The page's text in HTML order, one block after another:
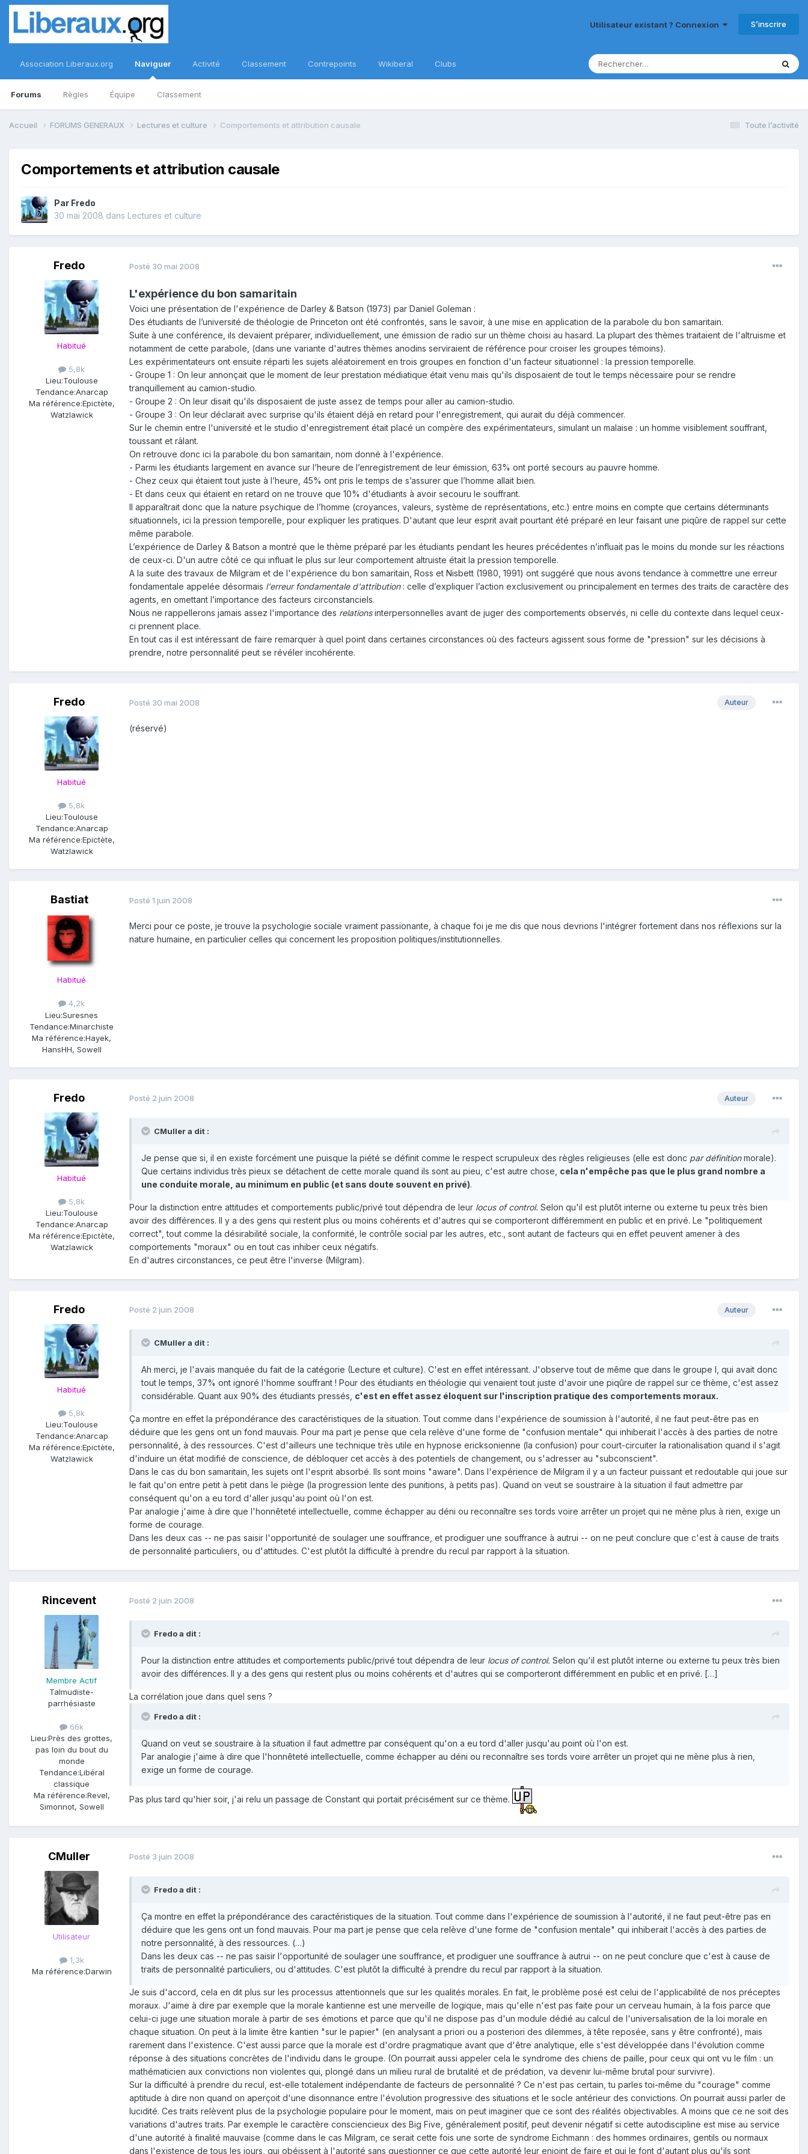
Utilisateur existant ? Connexion S’inscrire
Association Liberaux.org Naviguer
Forums Règles Équipe Classement
Activité Classement Contrepoints Wikiberal Clubs
Toute l’activité
Accueil FORUMS GENERAUX Lectures et culture Comportements et attribution causale
Comportements et attribution causale
Par Fredo
30 mai 2008 dans Lectures et culture
Fredo
Habitué
5,8k
Lieu:Toulouse
Tendance:Anarcap
Ma référence:Epictète,
Watzlawick
Posté 30 mai 2008
L'expérience du bon samaritain
Voici une présentation de l'expérience de Darley & Batson (1973) par Daniel Goleman :
Des étudiants de l’université de théologie de Princeton ont été confrontés, sans le savoir, à une mise en application de la parabole du bon samaritain.
Suite à une conférence, ils devaient préparer, individuellement, une émission de radio sur un thème choisi au hasard. La plupart des thèmes traitaient de l'altruisme et
notamment de cette parabole, (dans une variante d'autres thèmes anodins serviraient de référence pour croiser les groupes témoins).
Les expérimentateurs ont ensuite réparti les sujets aléatoirement en trois groupes en fonction d'un facteur situationnel : la pression temporelle.
- Groupe 1 : On leur annonçait que le moment de leur prestation médiatique était venu mais qu'ils disposaient de tout le temps nécessaire pour se rendre
tranquillement au camion-studio.
- Groupe 2 : On leur disait qu'ils disposaient de juste assez de temps pour aller au camion-studio.
- Groupe 3 : On leur déclarait avec surprise qu'ils étaient déjà en retard pour l'enregistrement, qui aurait du déjà commencer.
Sur le chemin entre l'université et le studio d'enregistrement était placé un compère des expérimentateurs, simulant un malaise : un homme visiblement souffrant,
toussant et râlant.
On retrouve donc ici la parabole du bon samaritain, nom donné à l'expérience.
- Parmi les étudiants largement en avance sur l’heure de l’enregistrement de leur émission, 63% ont porté secours au pauvre homme.
- Chez ceux qui étaient tout juste à l’heure, 45% ont pris le temps de s’assurer que l’homme allait bien.
- Et dans ceux qui étaient en retard on ne trouve que 10% d'étudiants à avoir secouru le souffrant.
Il apparaîtrait donc que la nature psychique de l’homme (croyances, valeurs, système de représentations, etc.) entre moins en compte que certains déterminants
situationnels, ici la pression temporelle, pour expliquer les pratiques. D'autant que leur esprit avait pourtant été préparé en leur faisant une piqûre de rappel sur cette
même parabole.
L’expérience de Darley & Batson a montré que le thème préparé par les étudiants pendant les heures précédentes n’influait pas le moins du monde sur les réactions
de ceux-ci. D'un autre côté ce qui influait le plus sur leur comportement altruiste était la pression temporelle.
A la suite des travaux de Milgram et de l'expérience du bon samaritain, Ross et Nisbett (1980, 1991) ont suggéré que nous avons tendance à commettre une erreur
fondamentale appelée désormais l'erreur fondamentale d'attribution: celle d’expliquer l’action exclusivement ou principalement en termes des traits de caractère des
agents, en omettant l’importance des facteurs circonstanciels.
Nous ne rappellerons jamais assez l'importance des relationsinterpersonnelles avant de juger des comportements observés, ni celle du contexte dans lequel ceux-
ci prennent place.
En tout cas il est intéressant de faire remarquer à quel point dans certaines circonstances où des facteurs agissent sous forme de "pression" sur les décisions à
prendre, notre personnalité peut se révéler incohérente.
Fredo
Habitué
5,8k
Lieu:Toulouse
Tendance:Anarcap
Ma référence:Epictète,
Watzlawick
Auteur
Posté 30 mai 2008
(réservé)
Bastiat
Habitué
4,2k
Lieu:Suresnes
Tendance:Minarchiste
Ma référence:Hayek,
HansHH, Sowell
Posté 1 juin 2008
Merci pour ce poste, je trouve la psychologie sociale vraiment passionante, à chaque foi je me dis que nous devrions l'intégrer fortement dans nos réflexions sur la
nature humaine, en particulier celles qui concernent les proposition politiques/institutionnelles.
Fredo
Habitué
5,8k
Lieu:Toulouse
Tendance:Anarcap
Ma référence:Epictète,
Watzlawick
Auteur
Posté 2 juin 2008
CMuller a dit :
Je pense que si, il en existe forcément une puisque la piété se définit comme le respect scrupuleux des règles religieuses (elle est donc par définitionmorale).
Que certains individus très pieux se détachent de cette morale quand ils sont au pieu, c'est autre chose, cela n'empêche pas que le plus grand nombre a
une conduite morale, au minimum en public (et sans doute souvent en privé).
Pour la distinction entre attitudes et comportements public/privé tout dépendra de leur locus of control. Selon qu'il est plutôt interne ou externe tu peux très bien
avoir des différences. Il y a des gens qui restent plus ou moins cohérents et d'autres qui se comporteront différemment en public et en privé. Le "politiquement
correct", tout comme la désirabilité sociale, la conformité, le contrôle social par les autres, etc., sont autant de facteurs qui en effet peuvent amener à des
comportements "moraux" ou en tout cas inhiber ceux négatifs.
En d'autres circonstances, ce peut être l'inverse (Milgram).
Fredo
Habitué
5,8k
Lieu:Toulouse
Tendance:Anarcap
Ma référence:Epictète,
Watzlawick
Auteur
Posté 2 juin 2008
CMuller a dit :
Ah merci, je l'avais manquée du fait de la catégorie (Lecture et culture). C'est en effet intéressant. J'observe tout de même que dans le groupe I, qui avait donc
tout le temps, 37% ont ignoré l'homme souffrant ! Pour des étudiants en théologie qui venaient tout juste d'avoir une piqûre de rappel sur ce thème, c'est assez
considérable. Quant aux 90% des étudiants pressés, c'est en effet assez éloquent sur l'inscription pratique des comportements moraux.
Ça montre en effet la prépondérance des caractéristiques de la situation. Tout comme dans l'expérience de soumission à l'autorité, il ne faut peut-être pas en
déduire que les gens ont un fond mauvais. Pour ma part je pense que cela relève d'une forme de "confusion mentale" qui inhiberait l'accès à des parties de notre
personnalité, à des ressources. C'est d'ailleurs une technique très utile en hypnose ericksonienne (la confusion) pour court-circuiter la rationalisation quand il s'agit
d'induire un état modifié de conscience, de débloquer cet accès à des potentiels de changement, ou s'adresser au "subconscient".
Dans le cas du bon samaritain, les sujets ont l'esprit absorbé. Ils sont moins "aware". Dans l'expérience de Milgram il y a un facteur puissant et redoutable qui joue sur
le fait qu'on entre petit à petit dans le piège (la progression lente des punitions, à petits pas). Quand on veut se soustraire à la situation il faut admettre par
conséquent qu'on a eu tord d'aller jusqu'au point où l'on est.
Par analogie j'aime à dire que l'honnêteté intellectuelle, comme échapper au déni ou reconnaître ses tords voire arrêter un projet qui ne mène plus à rien, exige un
forme de courage.
Dans les deux cas -- ne pas saisir l'opportunité de soulager une souffrance, et prodiguer une souffrance à autrui -- on ne peut conclure que c'est à cause de traits
de personnalité particuliers, ou d'attitudes. C'est plutôt la difficulté à prendre du recul par rapport à la situation.
Rincevent
Membre Actif
Talmudiste-
parrhésiaste
66k
Lieu:Près des grottes,
pas loin du bout du
monde
Tendance:Libéral
classique
Ma référence:Revel,
Simonnot, Sowell
Posté 2 juin 2008
Fredo a dit :
Pour la distinction entre attitudes et comportements public/privé tout dépendra de leur locus of control. Selon qu'il est plutôt interne ou externe tu peux très bien
avoir des différences. Il y a des gens qui restent plus ou moins cohérents et d'autres qui se comporteront différemment en public et en privé. […]
La corrélation joue dans quel sens ?
Fredo a dit :
Quand on veut se soustraire à la situation il faut admettre par conséquent qu'on a eu tord d'aller jusqu'au point où l'on est.
Par analogie j'aime à dire que l'honnêteté intellectuelle, comme échapper au déni ou reconnaître ses tords voire arrêter un projet qui ne mène plus à rien,
exige un forme de courage.
Pas plus tard qu'hier soir, j'ai relu un passage de Constant qui portait précisément sur ce thème.
CMuller
Utilisateur
1,3k
Ma référence:Darwin
Posté 3 juin 2008
Fredo a dit :
Ça montre en effet la prépondérance des caractéristiques de la situation. Tout comme dans l'expérience de soumission à l'autorité, il ne faut peut-être pas en
déduire que les gens ont un fond mauvais. Pour ma part je pense que cela relève d'une forme de "confusion mentale" qui inhiberait l'accès à des parties de
notre personnalité, à des ressources. (…)
Dans les deux cas -- ne pas saisir l'opportunité de soulager une souffrance, et prodiguer une souffrance à autrui -- on ne peut conclure que c'est à cause de
traits de personnalité particuliers, ou d'attitudes. C'est plutôt la difficulté à prendre du recul par rapport à la situation.
Je suis d'accord, cela en dit plus sur les processus attentionnels que sur les qualités morales. En fait, le problème posé est celui de l'applicabilité de nos préceptes
moraux. J'aime à dire par exemple que la morale kantienne est une merveille de logique, mais qu'elle n'est pas faite pour un cerveau humain, à la fois parce que
celui-ci juge une situation morale à partir de ses émotions et parce que qu'il ne dispose pas d'un module dédié au calcul de l'universalisation de la loi morale en
chaque situation. On peut à la limite être kantien "sur le papier" (en analysant a priori ou a posteriori des dilemmes, à tête reposée, sans y être confronté), mais
rarement dans l'existence. C'est aussi parce que la morale est d'ordre pragmatique avant que d'être analytique, elle s'est développée dans l'évolution comme
réponse à des situations concrètes de l'individu dans le groupe. (On pourrait aussi appeler cela le syndrome des chiens de paille, pour ceux qui ont vu le film : un
mathématicien aux convictions non violentes qui, plongé dans un milieu rural de brutalité et de prédation, va devenir lui-même brutal pour survivre).
Sur la difficulté à prendre du recul, est-elle totalement indépendante de facteurs de personnalité ? Ce n'est pas certain, tu parles toi-même du "courage" comme
aptitude à dire non quand on aperçoit d'une disonnance entre l'évolution progressive des situations et le socle antérieur des convictions. On pourrait aussi parler de
lucidité. Ces traits relèvent plus de la psychologie populaire pour le moment, mais on peut imaginer que ce sont des réalités objectivables. A moins que ce ne soit des
variations d'autres traits. Par exemple le caractère consciencieux des Big Five, généralement positif, peut devenir négatif si cette autodiscipline est mise au service
d'une autorité à finalité mauvaise (comme dans le cas Milgram, ce serait cette fois une sorte de syndrome Eichmann : des hommes ordinaires, gentils ou normaux
dans l'existence de tous les jours, qui obéissent à l'autorité sans questionner ce que cette autorité leur enjoint de faire et qui le font d'autant plus qu'ils sont